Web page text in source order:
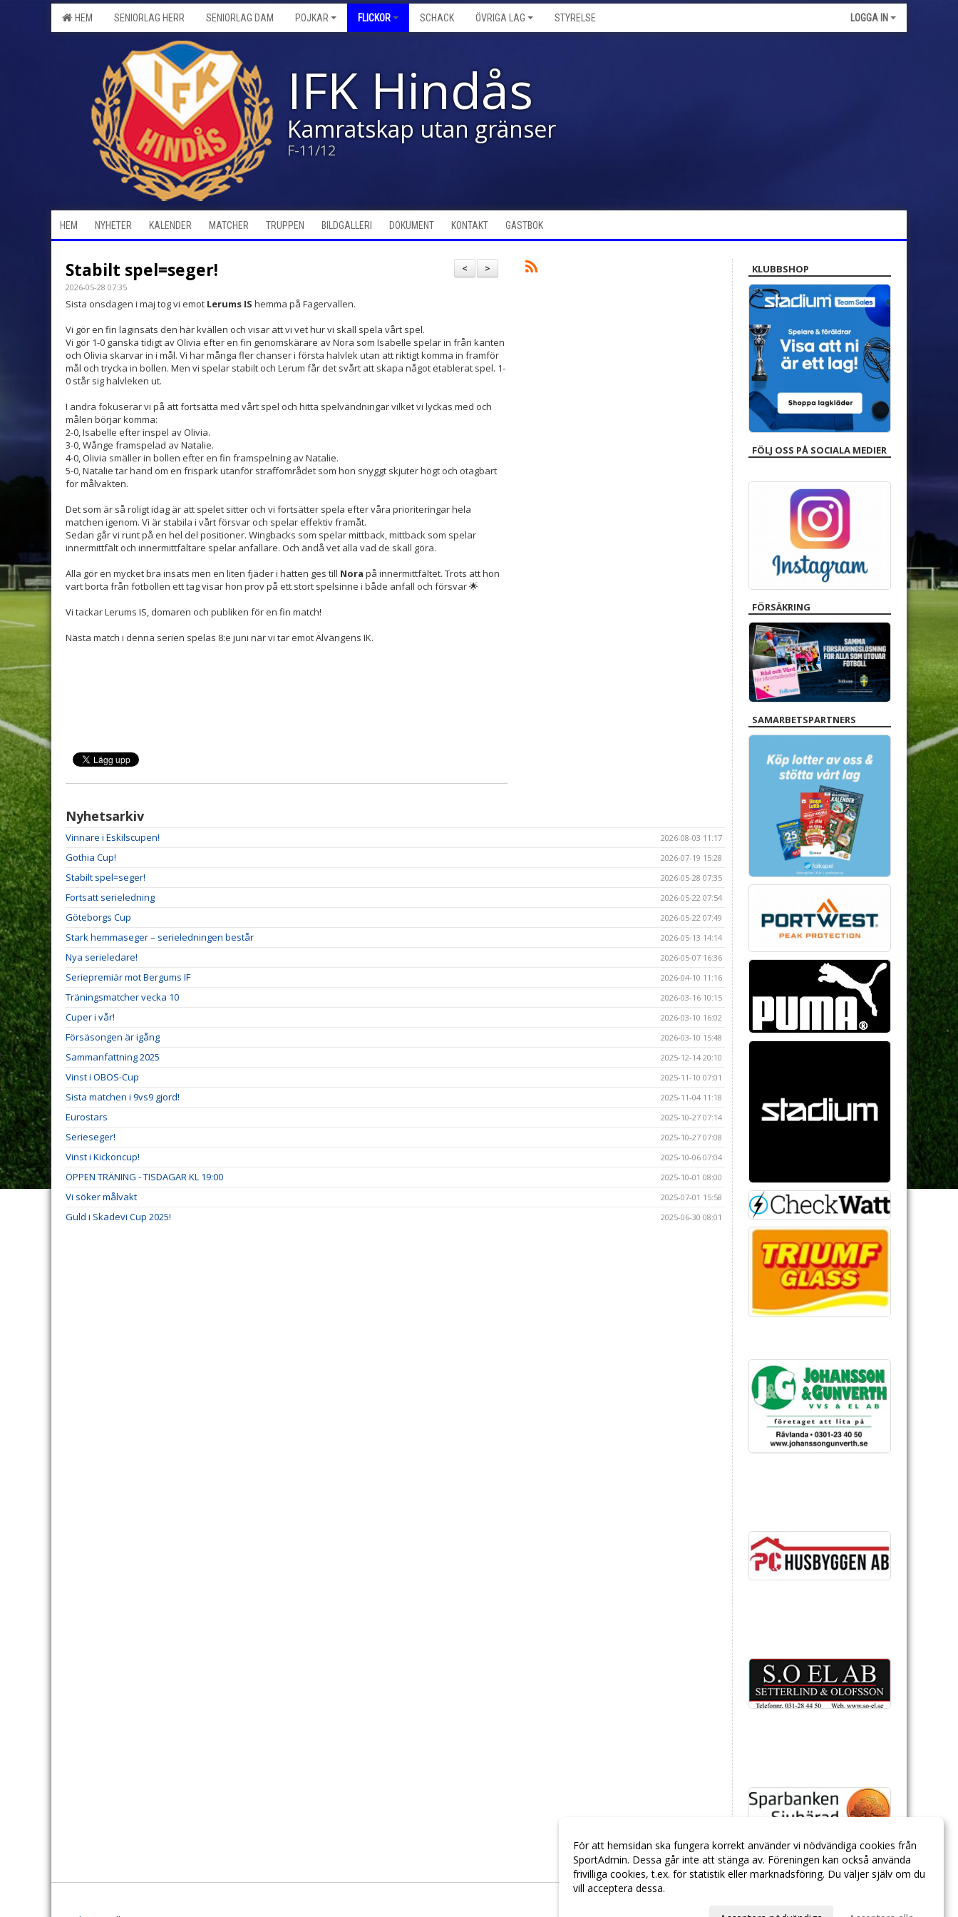
HEM SENIORLAG HERR SENIORLAG DAM POJKAR FLICKOR SCHACK ÖVRIGA LAG STYRELSE LOGGA IN
IFK Hindås
Kamratskap utan gränser
F-11/12
HEM NYHETER KALENDER MATCHER TRUPPEN BILDGALLERI DOKUMENT KONTAKT GÄSTBOK
>
<
Stabilt spel=seger!
2026-05-28 07:35
Sista onsdagen i maj tog vi emot Lerums IS hemma på Fagervallen.
Vi gör en fin laginsats den här kvällen och visar att vi vet hur vi skall spela vårt spel.
Vi gör 1-0 ganska tidigt av Olivia efter en fin genomskärare av Nora som Isabelle spelar in från kanten
och Olivia skarvar in i mål. Vi har många fler chanser i första halvlek utan att riktigt komma in framför
mål och trycka in bollen. Men vi spelar stabilt och Lerum får det svårt att skapa något etablerat spel. 1-
0 står sig halvleken ut.
I andra fokuserar vi på att fortsätta med vårt spel och hitta spelvändningar vilket vi lyckas med och
målen börjar komma:
2-0, Isabelle efter inspel av Olivia.
3-0, Wånge framspelad av Natalie.
4-0, Olivia smäller in bollen efter en fin framspelning av Natalie.
5-0, Natalie tar hand om en frispark utanför straffområdet som hon snyggt skjuter högt och otagbart
för målvakten.
Det som är så roligt idag är att spelet sitter och vi fortsätter spela efter våra prioriteringar hela
matchen igenom. Vi är stabila i vårt försvar och spelar effektiv framåt.
Sedan går vi runt på en hel del positioner. Wingbacks som spelar mittback, mittback som spelar
innermittfält och innermittfältare spelar anfallare. Och ändå vet alla vad de skall göra.
Alla gör en mycket bra insats men en liten fjäder i hatten ges till Nora på innermittfältet. Trots att hon
vart borta från fotbollen ett tag visar hon prov på ett stort spelsinne i både anfall och försvar 🌟
Vi tackar Lerums IS, domaren och publiken för en fin match!
Nästa match i denna serien spelas 8:e juni när vi tar emot Älvängens IK.
Nyhetsarkiv
Vinnare i Eskilscupen! 2026-08-03 11:17
Gothia Cup! 2026-07-19 15:28
Stabilt spel=seger! 2026-05-28 07:35
Fortsatt serieledning 2026-05-22 07:54
Göteborgs Cup 2026-05-22 07:49
Stark hemmaseger – serieledningen består 2026-05-13 14:14
Nya serieledare! 2026-05-07 16:36
Seriepremiär mot Bergums IF 2026-04-10 11:16
Träningsmatcher vecka 10 2026-03-16 10:15
Cuper i vår! 2026-03-10 16:02
Försäsongen är igång 2026-03-10 15:48
Sammanfattning 2025 2025-12-14 20:10
Vinst i OBOS-Cup 2025-11-10 07:01
Sista matchen i 9vs9 gjord! 2025-11-04 11:18
Eurostars 2025-10-27 07:14
Serieseger! 2025-10-27 07:08
Vinst i Kickoncup! 2025-10-06 07:04
ÖPPEN TRÄNING - TISDAGAR KL 19:00 2025-10-01 08:00
Vi söker målvakt 2025-07-01 15:58
Guld i Skadevi Cup 2025! 2025-06-30 08:01
KLUBBSHOP
FÖLJ OSS PÅ SOCIALA MEDIER
FÖRSÄKRING
SAMARBETSPARTNERS
För att hemsidan ska fungera korrekt använder vi nödvändiga cookies från
SportAdmin. Dessa går inte att stänga av. Föreningen kan också använda
frivilliga cookies, t.ex. för statistik eller marknadsföring. Du väljer själv om du
vill acceptera dessa.